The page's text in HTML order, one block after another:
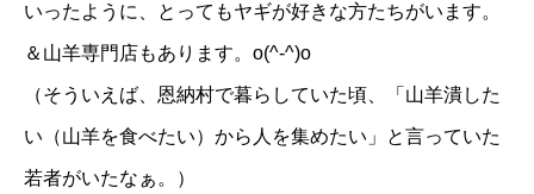
いったように、とってもヤギが好きな方たちがいます。
＆山羊専門店もあります。o(^-^)o
（そういえば、恩納村で暮らしていた頃、「山羊潰した
い（山羊を食べたい）から人を集めたい」と言っていた
若者がいたなぁ。）